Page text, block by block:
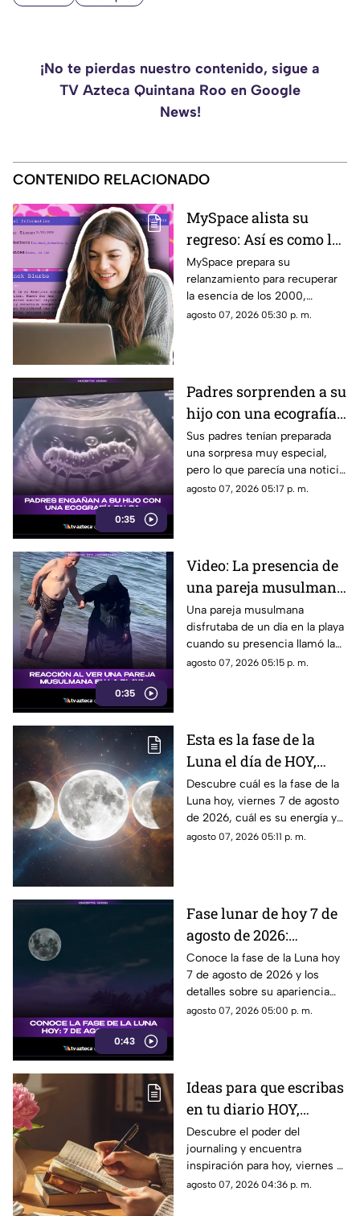
¡No te pierdas nuestro contenido, sigue a
TV Azteca Quintana Roo en Google
News!
CONTENIDO RELACIONADO
MySpace alista su
regreso: Así es como la
icónica red social
busca volver y revivir
la esencia de los años
2000
MySpace prepara su
relanzamiento para recuperar
la esencia de los 2000,
conectando a músicos y
agosto 07, 2026 05:30 p. m.
0:35
Padres sorprenden a su
hijo con una ecografía
falsa y su reacción se
vuelve inolvidable
Sus padres tenían preparada
una sorpresa muy especial,
pero lo que parecía una noticia
increíble terminó siendo una
agosto 07, 2026 05:17 p. m.
0:35
Video: La presencia de
una pareja musulmana
en la playa provoca
reacciones
Una pareja musulmana
disfrutaba de un día en la playa
cuando su presencia llamó la
atención de los presentes.
agosto 07, 2026 05:15 p. m.
Esta es la fase de la
Luna el día de HOY,
viernes 7 de agosto de
2026: ¿Cómo se verá el
astro durante la noche?
Descubre cuál es la fase de la
Luna hoy, viernes 7 de agosto
de 2026, cuál es su energía y
cómo nos podría afectar.
agosto 07, 2026 05:11 p. m.
0:43
Fase lunar de hoy 7 de
agosto de 2026:
descubre cómo luce la
Luna y su significado
Conoce la fase de la Luna hoy
7 de agosto de 2026 y los
detalles sobre su apariencia
durante esta jornada.
agosto 07, 2026 05:00 p. m.
Ideas para que escribas
en tu diario HOY,
viernes 7 de junio de
2026: Usa este journal
prompt y termina tu
día lleno de gratitud
Descubre el poder del
journaling y encuentra
inspiración para hoy, viernes 7
de junio de 2026. Un prompt
agosto 07, 2026 04:36 p. m.